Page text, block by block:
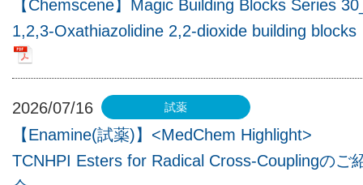
【Chemscene】Magic Building Blocks Series
1,2,3-Oxathiazolidine 2,2-dioxide building blocks
2026/07/16
【Enamine(試薬)】<MedChem Highlight>
TCNHPI Esters for Radical Cross-Couplingのご